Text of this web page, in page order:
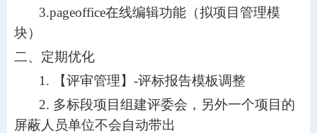
3.pageoffice在线编辑功能（拟项目 管理模
块）
二、 定期优化
1.
【评审管理】 -评标报告模板调整
2. 多标段项目组建评委会，另外一个项目的
屏蔽人员单位不会自动带出